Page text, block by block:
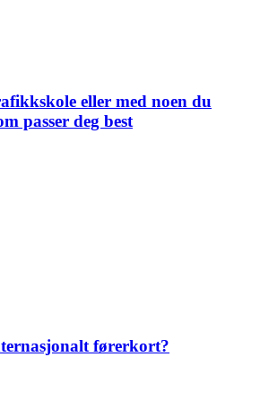
eller med noen du
passer deg best
førerkort?